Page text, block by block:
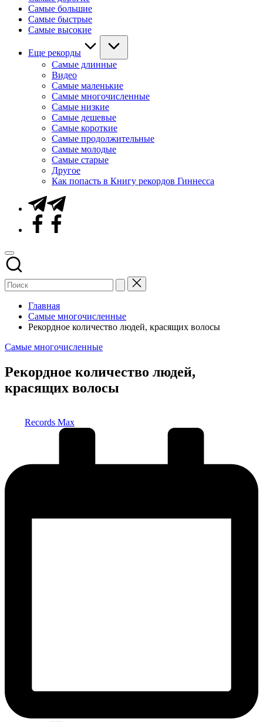
Самые большие
Самые быстрые
Самые высокие
Еще рекорды
Самые длинные
Видео
Самые маленькие
Самые многочисленные
Самые низкие
Самые дешевые
Самые короткие
Самые продолжительные
Самые молодые
Самые старые
Другое
Как попасть в Книгу рекордов Гиннесса
Telegram
Facebook
Главная
Самые многочисленные
Рекордное количество людей, красящих волосы
Опубликовано
Самые многочисленные
Рекордное количество людей,
красящих волосы
Records Max